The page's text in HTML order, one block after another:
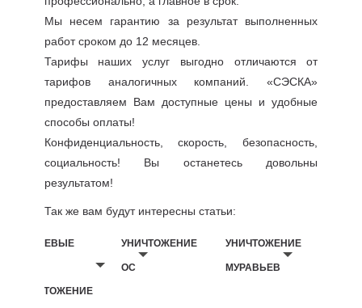
Мы несем гарантию за результат выполненных
работ сроком до 12 месяцев.
Тарифы наших услуг выгодно отличаются от
тарифов аналогичных компаний. «СЭСКА»
предоставляем Вам доступные цены и удобные
способы оплаты!
Конфиденциальность, скорость, безопасность,
социальность! Вы останетесь довольны
результатом!
Так же вам будут интересны статьи:
БЕЛЬЕВЫЕ
УНИЧТОЖЕНИЕ
УНИЧТОЖЕНИЕ
ОС
УНИЧТОЖЕНИЕ
МУРАВЬЕВ